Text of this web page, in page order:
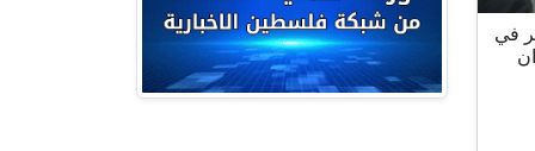
في